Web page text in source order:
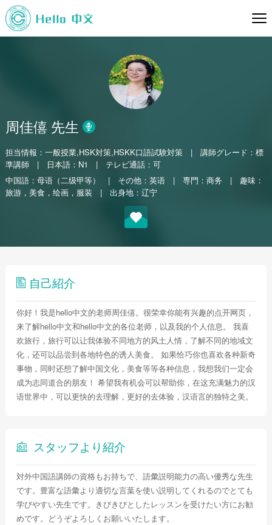
周佳僖 先生
担当情報：一般授業,HSK対策,HSKK口語試験対策 |
講師グレード：標
準講師
| 日本語：N1 |
テレビ通話：可
中国語：母语（二级甲等）
| その他：英语 | 専門：商务 |
趣味：
旅游，美食，绘画，服装
| 出身地：辽宁
自己紹介
你好！我是hello中文的老师周佳僖。很荣幸你能有兴趣的点开网页，
来了解hello中文和hello中文的各位老师，以及我的个人信息。 我喜
欢旅行，旅行可以让我体验不同地方的风土人情，了解不同的地域文
化，还可以品尝到各地特色的诱人美食。 如果恰巧你也喜欢各种新奇
事物，同时还想了解中国文化，美食等等各种信息，我想我们一定会
成为志同道合的朋友！ 希望我有机会可以帮助你，在这充满魅力的汉
语世界中，可以更快的去理解，更好的去体验，汉语言的独特之美。
スタッフより紹介
対外中国語講師の資格もお持ちで、語彙説明能力の高い優秀な先生
です。豊富な語彙より適切な言葉を使い説明してくれるのでとても
学びやすい先生です。きびきびとしたレッスンを受けたい方にお勧
めです。どうぞよろしくお願いいたします。